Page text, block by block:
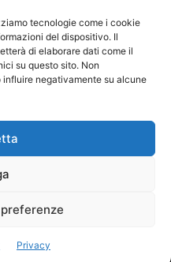
tecnologie come i cookie
del dispositivo. Il
di elaborare dati come il
su questo sito. Non
negativamente su alcune
Privacy
Ordini dei Biologi:
www.fnob.it:
Cookie Policy